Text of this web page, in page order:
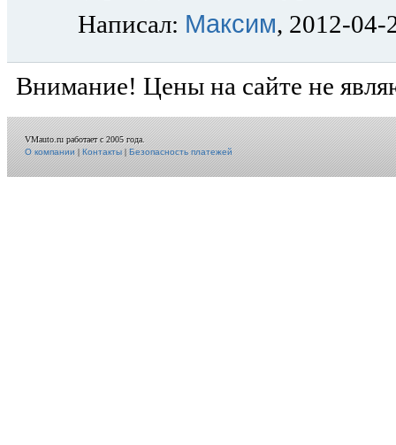
Написал: Максим, 2012-04-
Внимание! Цены на сайте не
VMauto.ru работает с 2005 года.
О компании|Контакты|Безопасность платежей